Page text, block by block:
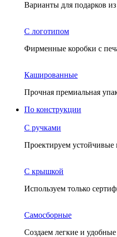
Варианты для подарков из
С логотипом
Фирменные коробки с
Кашированные
Прочная премиальная
По конструкции
С ручками
Проектируем устойчивые
С крышкой
Используем только
Самосборные
Создаем легкие и